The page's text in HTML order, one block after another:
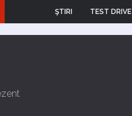
ŞTIRI TEST DRIVE